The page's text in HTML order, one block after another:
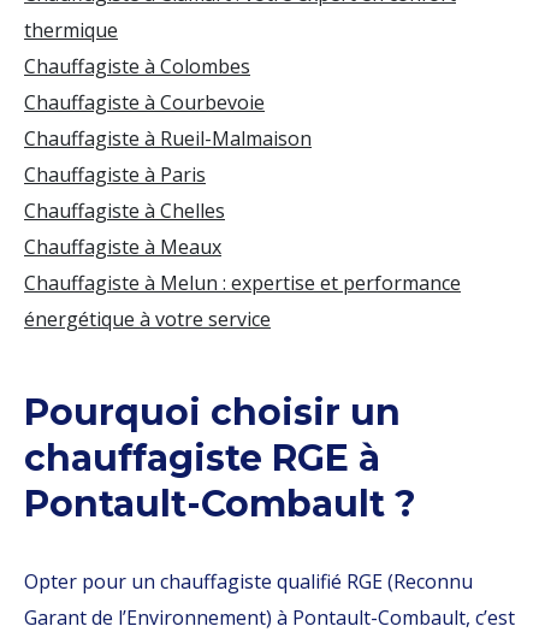
thermique
Chauffagiste à Colombes
Chauffagiste à Courbevoie
Chauffagiste à Rueil-Malmaison
Chauffagiste à Paris
Chauffagiste à Chelles
Chauffagiste à Meaux
Chauffagiste à Melun : expertise et performance
énergétique à votre service
Pourquoi choisir un
chauffagiste RGE à
Pontault-Combault ?
Opter pour un chauffagiste qualifié RGE (Reconnu
Garant de l’Environnement) à Pontault-Combault, c’est